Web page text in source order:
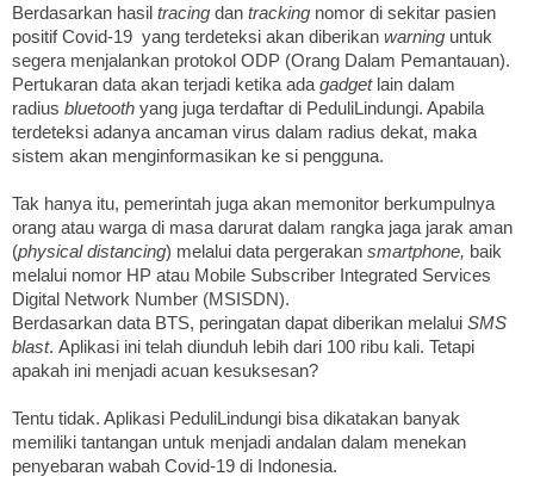
Berdasarkan hasil tracing dan tracking nomor di sekitar pasien
positif Covid-19 yang terdeteksi akan diberikan warning untuk
segera menjalankan protokol ODP (Orang Dalam Pemantauan).
Pertukaran data akan terjadi ketika ada gadgetlain dalam
radius bluetooth yang juga terdaftar di PeduliLindungi. Apabila
terdeteksi adanya ancaman virus dalam radius dekat, maka
sistem akan menginformasikan ke si pengguna.
Tak hanya itu, pemerintah juga akan memonitor berkumpulnya
orang atau warga di masa darurat dalam rangka jaga jarak aman
(physical distancing) melalui data pergerakan smartphone, baik
melalui nomor HP atau Mobile Subscriber Integrated Services
Digital Network Number (MSISDN).
Berdasarkan data BTS, peringatan dapat diberikan melalui SMS
blast. Aplikasi ini telah diunduh lebih dari 100 ribu kali. Tetapi
apakah ini menjadi acuan kesuksesan?
Tentu tidak. Aplikasi PeduliLindungi bisa dikatakan banyak
memiliki tantangan untuk menjadi andalan dalam menekan
penyebaran wabah Covid-19 di Indonesia.